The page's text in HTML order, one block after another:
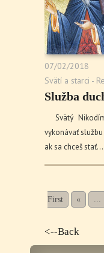
07/02/2018
Svätí a starci -
Služba
Svätý
vykonávať službu
ak sa chceš stať…
First
«
<--Back